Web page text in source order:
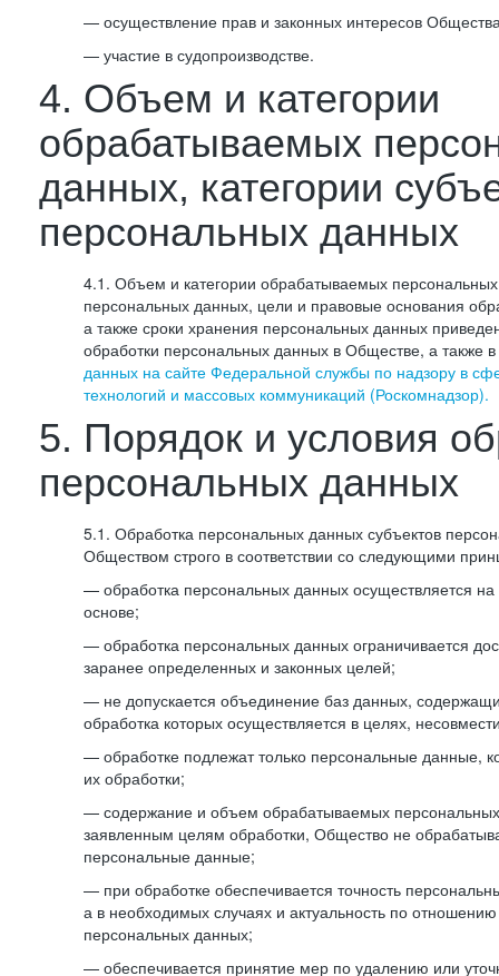
— осуществление прав и законных интересов
— участие в судопроизводстве.
4. Объем и категории
обрабатываемых
данных, категории
персональных данных
4.1. Объем и категории обрабатываемых персональных
персональных данных, цели и правовые основания
а также сроки хранения персональных данных
обработки персональных данных в Обществе, а также в
данных на сайте Федеральной службы по надзору в
технологий и массовых коммуникаций (Роскомнадзор).
5. Порядок и условия
персональных данных
5.1. Обработка персональных данных субъектов
Обществом строго в соответствии со следующими
— обработка персональных данных осуществляется на
основе;
— обработка персональных данных ограничивается
заранее определенных и законных целей;
— не допускается объединение баз данных,
обработка которых осуществляется в целях,
— обработке подлежат только персональные данные,
их обработки;
— содержание и объем обрабатываемых персональных
заявленным целям обработки, Общество не
персональные данные;
— при обработке обеспечивается точность
а в необходимых случаях и актуальность по
персональных данных;
— обеспечивается принятие мер по удалению или